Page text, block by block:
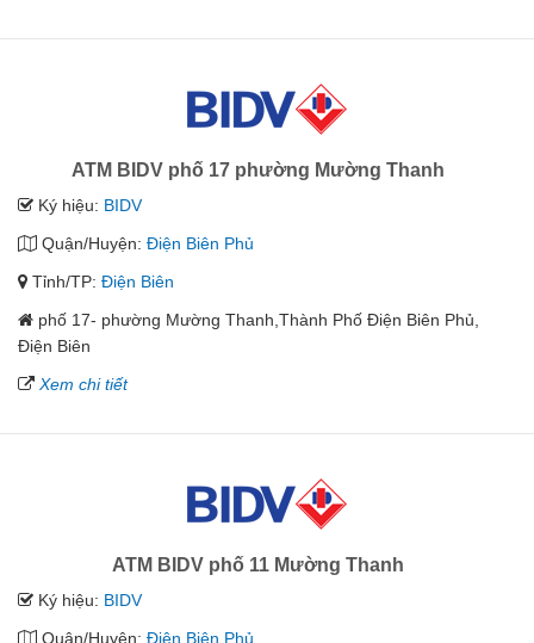
ATM BIDV phố 17 phường Mường Thanh
Ký hiệu: BIDV
Quận/Huyện: Điện Biên Phủ
Tỉnh/TP: Điện Biên
phố 17- phường Mường Thanh,Thành Phố Điện Biên Phủ,
Điện Biên
Xem chi tiết
ATM BIDV phố 11 Mường Thanh
Ký hiệu: BIDV
Quận/Huyện: Điện Biên Phủ